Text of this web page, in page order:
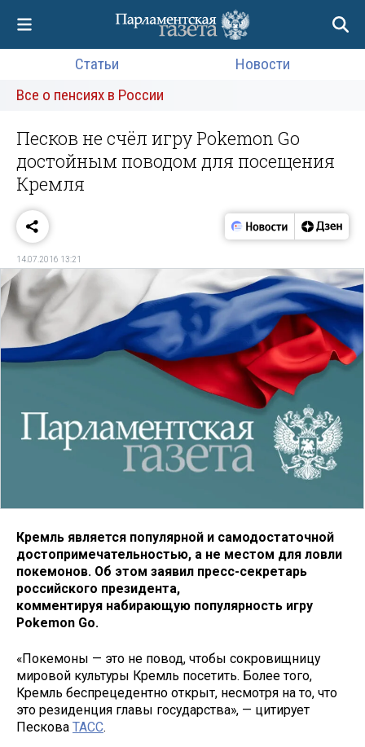
Статьи
Новости
Все о пенсиях в России
Песков не счёл игру Pokemon Go
достойным поводом для посещения
Кремля
14.07.2016 13:21
Кремль является популярной и самодостаточной
достопримечательностью, а не местом для ловли
покемонов. Об этом заявил пресс-секретарь
российского президента,
комментируя набирающую популярность игру
Pokemon Go.
«Покемоны — это не повод, чтобы сокровищницу
мировой культуры Кремль посетить. Более того,
Кремль беспрецедентно открыт, несмотря на то, что
это резиденция главы государства», — цитирует
Пескова ТАСС.